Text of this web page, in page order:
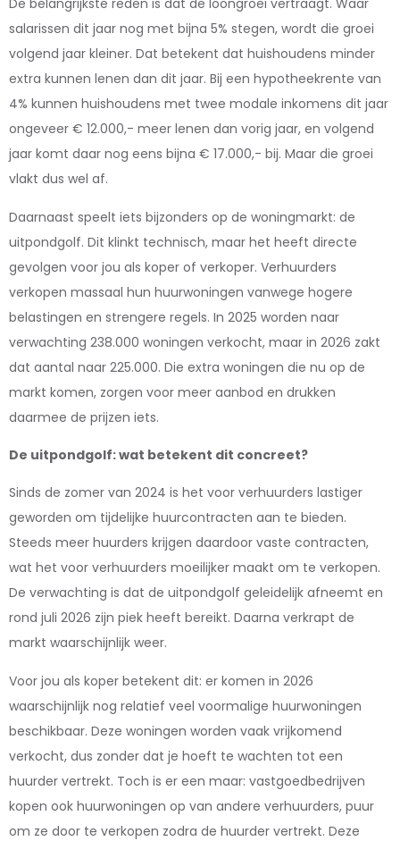
De belangrijkste reden is dat de loongroei vertraagt. Waar
salarissen dit jaar nog met bijna 5% stegen, wordt die groei
volgend jaar kleiner. Dat betekent dat huishoudens minder
extra kunnen lenen dan dit jaar. Bij een hypotheekrente van
4% kunnen huishoudens met twee modale inkomens dit jaar
ongeveer € 12.000,- meer lenen dan vorig jaar, en volgend
jaar komt daar nog eens bijna € 17.000,- bij. Maar die groei
vlakt dus wel af.
Daarnaast speelt iets bijzonders op de woningmarkt: de
uitpondgolf. Dit klinkt technisch, maar het heeft directe
gevolgen voor jou als koper of verkoper. Verhuurders
verkopen massaal hun huurwoningen vanwege hogere
belastingen en strengere regels. In 2025 worden naar
verwachting 238.000 woningen verkocht, maar in 2026 zakt
dat aantal naar 225.000. Die extra woningen die nu op de
markt komen, zorgen voor meer aanbod en drukken
daarmee de prijzen iets.
De uitpondgolf: wat betekent dit concreet?
Sinds de zomer van 2024 is het voor verhuurders lastiger
geworden om tijdelijke huurcontracten aan te bieden.
Steeds meer huurders krijgen daardoor vaste contracten,
wat het voor verhuurders moeilijker maakt om te verkopen.
De verwachting is dat de uitpondgolf geleidelijk afneemt en
rond juli 2026 zijn piek heeft bereikt. Daarna verkrapt de
markt waarschijnlijk weer.
Voor jou als koper betekent dit: er komen in 2026
waarschijnlijk nog relatief veel voormalige huurwoningen
beschikbaar. Deze woningen worden vaak vrijkomend
verkocht, dus zonder dat je hoeft te wachten tot een
huurder vertrekt. Toch is er een maar: vastgoedbedrijven
kopen ook huurwoningen op van andere verhuurders, puur
om ze door te verkopen zodra de huurder vertrekt. Deze